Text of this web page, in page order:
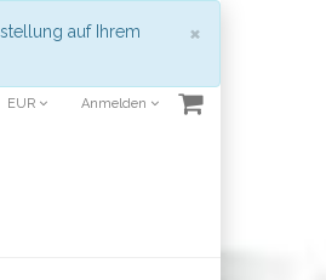
×
auf Ihrem
EUR Anmelden